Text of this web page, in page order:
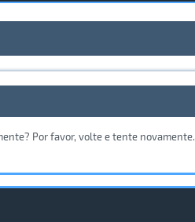
Por favor, volte e tente novamente.